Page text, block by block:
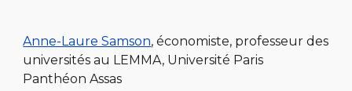
Anne-Laure Samson, économiste, professeur des
universités au LEMMA, Université Paris
Panthéon Assas